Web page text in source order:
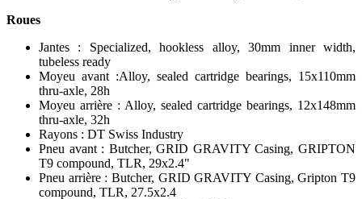
Roues
Jantes : Specialized, hookless alloy, 30mm inner width,
tubeless ready
Moyeu avant :Alloy, sealed cartridge bearings, 15x110mm
thru-axle, 28h
Moyeu arrière : Alloy, sealed cartridge bearings, 12x148mm
thru-axle, 32h
Rayons : DT Swiss Industry
Pneu avant : Butcher, GRID GRAVITY Casing, GRIPTON
T9 compound, TLR, 29x2.4"
Pneu arrière : Butcher, GRID GRAVITY Casing, Gripton T9
compound, TLR, 27.5x2.4